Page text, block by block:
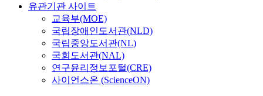
유관기관 사이트
교육부(MOE)
국립장애인도서관(NLD)
국립중앙도서관(NL)
국회도서관(NAL)
연구윤리정보포털(CRE)
사이언스온 (ScienceON)